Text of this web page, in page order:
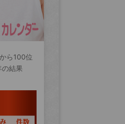
ら100位
結果